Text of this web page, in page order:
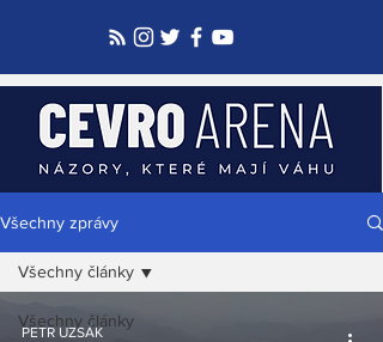
Všechny zprávy
Všechny články
Všechny články
PETR UZSÁK